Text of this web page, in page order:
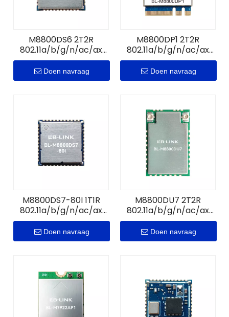
M8800DS6 2T2R
802.11a/b/g/n/ac/ax
WiFi6+B5.4-module
Doen navraag
M8800DP1 2T2R
802.11a/b/g/n/ac/ax
WiFi6+B5.4-module
Doen navraag
M8800DS7-80I 1T1R
802.11a/b/g/n/ac/ax
WiFi+B5.4-module
Doen navraag
M8800DU7 2T2R
802.11a/b/g/n/ac/ax
WiFi+B5.4-module
Doen navraag